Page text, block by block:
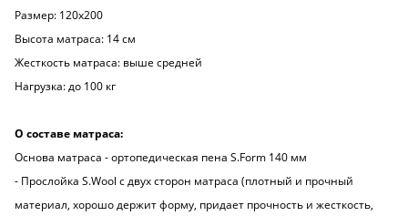
Размер: 120х200
Высота матраса: 14 см
Жесткость матраса: выше средней
Нагрузка: до 100 кг
О составе матраса:
Основа матраса - ортопедическая пена S.Form 140 мм
- Прослойка S.Wool с двух сторон матраса (плотный и прочный
материал, хорошо держит форму, придает прочность и жесткость,